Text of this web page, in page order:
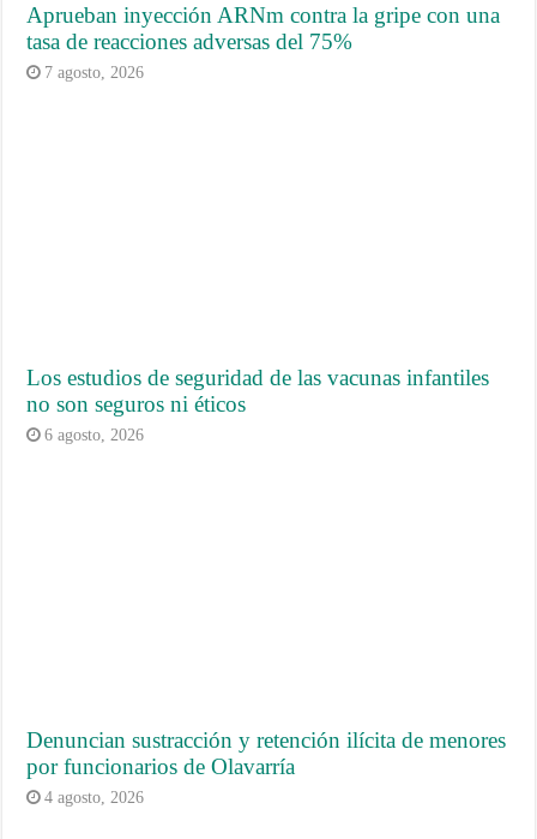
Aprueban inyección ARNm contra la gripe con una
tasa de reacciones adversas del 75%
7 agosto, 2026
Los estudios de seguridad de las vacunas infantiles
no son seguros ni éticos
6 agosto, 2026
Denuncian sustracción y retención ilícita de menores
por funcionarios de Olavarría
4 agosto, 2026